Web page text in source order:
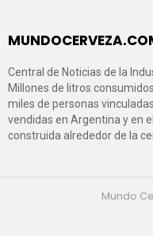
Central de Noticias de la
Millones de litros
miles de personas
vendidas en Argentina y en
construida alrededor de la
Mundo